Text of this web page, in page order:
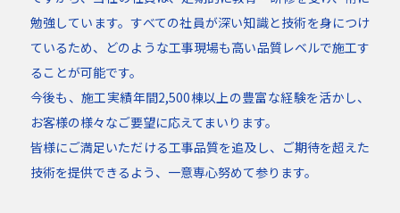
勉強しています。すべての社員が深い知識と技術を身につけ
ているため、どのような工事現場も高い品質レベルで施工す
ることが可能です。
今後も、施工実績年間2,500棟以上の豊富な経験を活かし、
お客様の様々なご要望に応えてまいります。
皆様にご満足いただける工事品質を追及し、ご期待を超えた
技術を提供できるよう、一意専心努めて参ります。